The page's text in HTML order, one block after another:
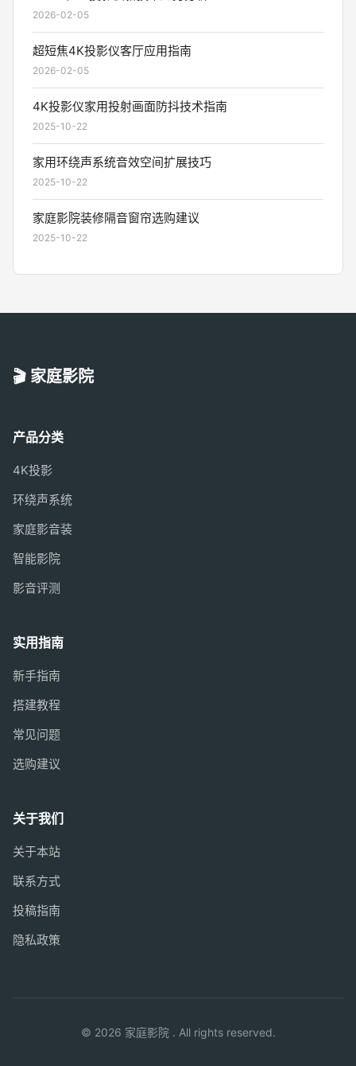
2026-02-05
超短焦4K投影仪客厅应用指南
2026-02-05
4K投影仪家用投射画面防抖技术指南
2025-10-22
家用环绕声系统音效空间扩展技巧
2025-10-22
家庭影院装修隔音窗帘选购建议
2025-10-22
🎬 家庭影院
产品分类
4K投影
环绕声系统
家庭影音装
智能影院
影音评测
实用指南
新手指南
搭建教程
常见问题
选购建议
关于我们
关于本站
联系方式
投稿指南
隐私政策
© 2026 家庭影院 . All rights reserved.